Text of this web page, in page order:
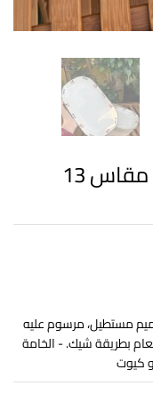
13
بورسلين مقاس 13، تصميم مستطيل، مرسوم عليه
بطريقة شيك. - الخامة
كيوت